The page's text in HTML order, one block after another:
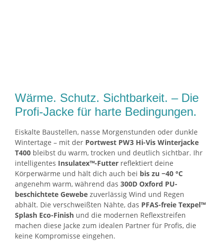
Wärme. Schutz. Sichtbarkeit. – Die
Profi-Jacke für harte Bedingungen.
Eiskalte Baustellen, nasse Morgenstunden oder dunkle
Wintertage – mit der Portwest PW3 Hi-Vis Winterjacke
T400 bleibst du warm, trocken und deutlich sichtbar. Ihr
intelligentes Insulatex™-Futter reflektiert deine
Körperwärme und hält dich auch bei bis zu −40 °C
angenehm warm, während das 300D Oxford PU-
beschichtete Gewebe zuverlässig Wind und Regen
abhält. Die verschweißten Nähte, das PFAS-freie Texpel™
Splash Eco-Finish und die modernen Reflexstreifen
machen diese Jacke zum idealen Partner für Profis, die
keine Kompromisse eingehen.